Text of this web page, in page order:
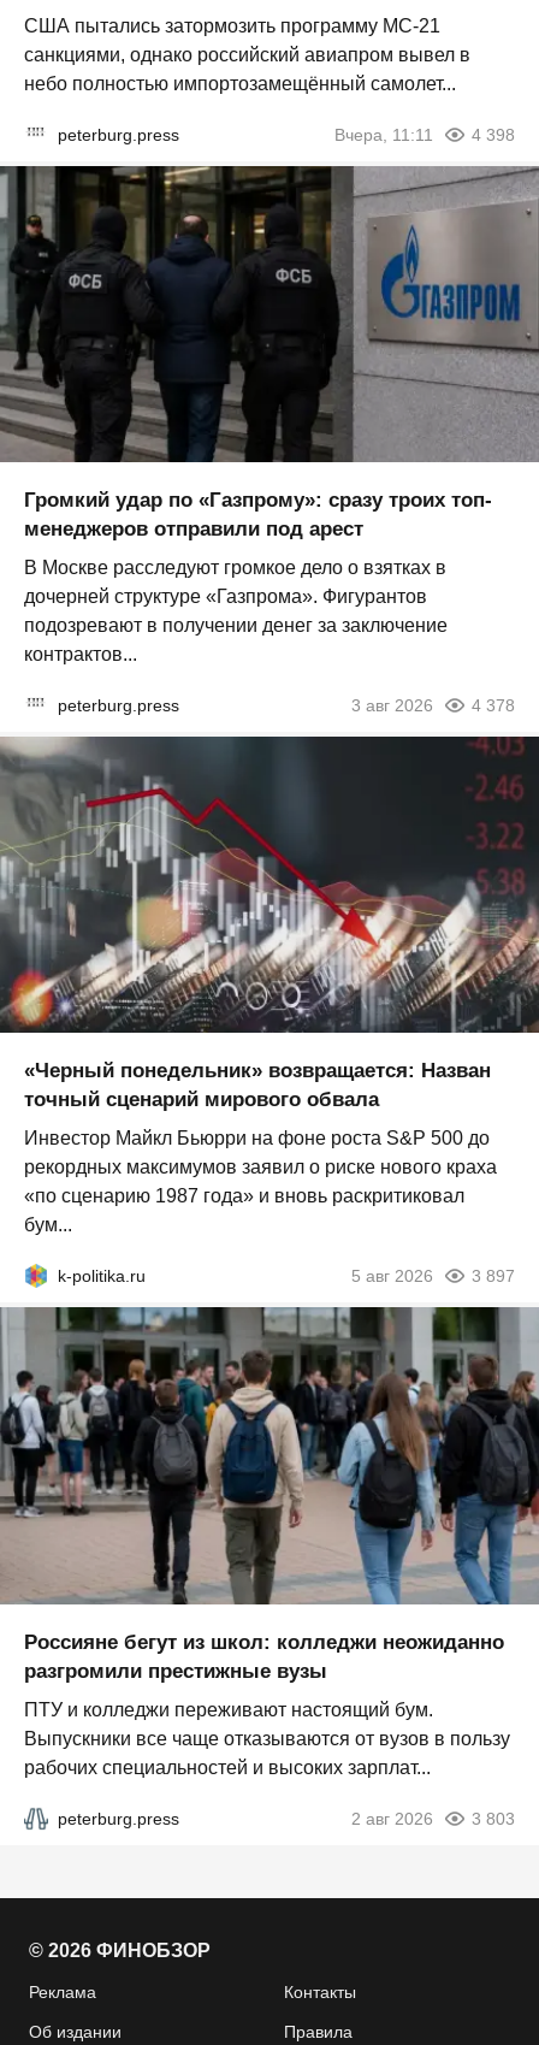
США пытались затормозить программу МС-21
санкциями, однако российский авиапром вывел в
небо полностью импортозамещённый самолет...
peterburg.press Вчера, 11:11 4 398
Громкий удар по «Газпрому»: сразу троих топ-
менеджеров отправили под арест
В Москве расследуют громкое дело о взятках в
дочерней структуре «Газпрома». Фигурантов
подозревают в получении денег за заключение
контрактов...
peterburg.press 3 авг 2026 4 378
«Черный понедельник» возвращается: Назван
точный сценарий мирового обвала
Инвестор Майкл Бьюрри на фоне роста S&P 500 до
рекордных максимумов заявил о риске нового краха
«по сценарию 1987 года» и вновь раскритиковал
бум...
k-politika.ru 5 авг 2026 3 897
Россияне бегут из школ: колледжи неожиданно
разгромили престижные вузы
ПТУ и колледжи переживают настоящий бум.
Выпускники все чаще отказываются от вузов в пользу
рабочих специальностей и высоких зарплат...
peterburg.press 2 авг 2026 3 803
© 2026 ФИНОБЗОР
Реклама Контакты
Об издании Правила